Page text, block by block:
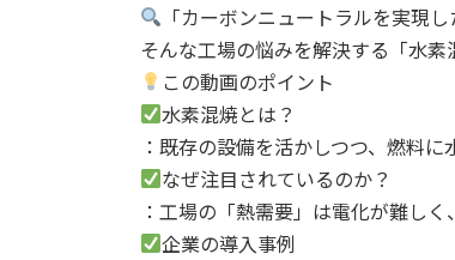
「カーボンニュートラルを実現
そんな工場の悩みを解決する「水
この動画のポイント
水素混焼とは？
：既存の設備を活かしつつ、燃料
なぜ注目されているのか？
：工場の「熱需要」は電化が難し
企業の導入事例